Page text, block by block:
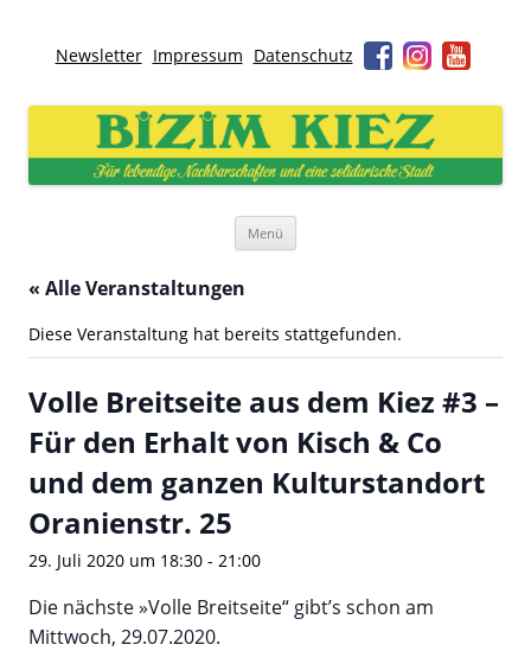
Newsletter Impressum Datenschutz
Bizim Kiez – Unser Kiez
Für lebendige Nachbarschaften und eine solidarische Stadt
Menü
« Alle Veranstaltungen
Diese Veranstaltung hat bereits stattgefunden.
Volle Breitseite aus dem Kiez #3 –
Für den Erhalt von Kisch & Co
und dem ganzen Kulturstandort
Oranienstr. 25
29. Juli 2020 um 18:30 - 21:00
Die nächste »Volle Breitseite“ gibt’s schon am
Mittwoch, 29.07.2020.